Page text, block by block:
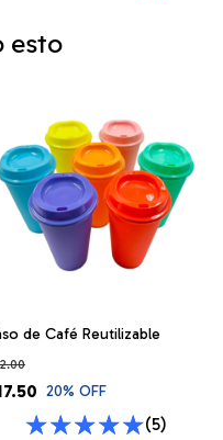
esto
de Café Reutilizable
20% OFF
(5)